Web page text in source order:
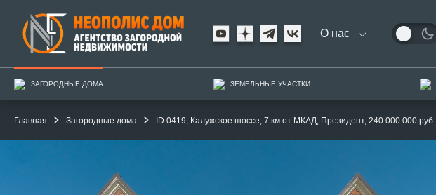
О нас
ЗАГОРОДНЫЕ ДОМА ЗЕМЕЛЬНЫЕ УЧАСТКИ
Главная Загородные дома ID 0419, Калужское шоссе, 7 км от МКАД, Президент, 240 000 000 руб.